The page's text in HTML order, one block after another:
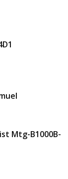
Mtg-B1000B-